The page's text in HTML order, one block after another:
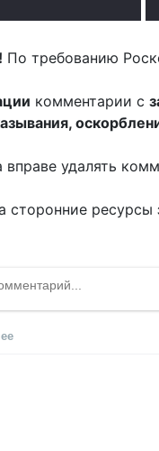
По требованию
комментарии с
удалять
сторонние ресурсы